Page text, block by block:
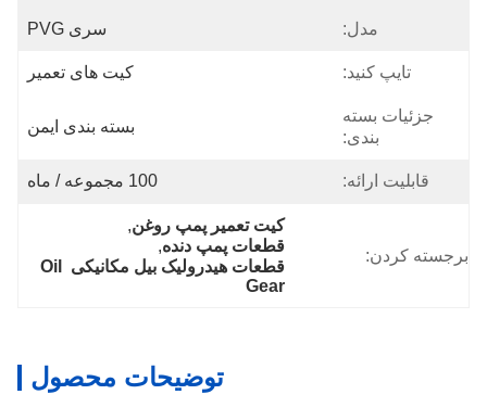
مدل: سری PVG
تایپ کنید: کیت های تعمیر
جزئیات بسته
بندی:
بسته بندی ایمن
قابلیت ارائه: 100 مجموعه / ماه
برجسته کردن:
کیت تعمیر پمپ روغن,
قطعات پمپ دنده,
قطعات هیدرولیک بیل مکانیکی Oil
Gear
توضیحات محصول